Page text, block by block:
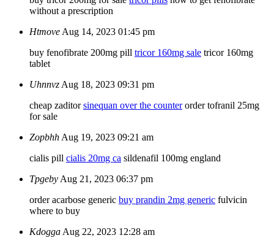
without a prescription
Htmove Aug 14, 2023 01:45 pm
buy fenofibrate 200mg pill tricor 160mg sale tricor 160mg
tablet
Uhnnvz Aug 18, 2023 09:31 pm
cheap zaditorsinequan over the counterorder tofranil 25mg
for sale
Zopbhh Aug 19, 2023 09:21 am
cialis pill cialis 20mg ca sildenafil 100mg england
Tpgeby Aug 21, 2023 06:37 pm
order acarbose generic buy prandin 2mg generic fulvicin
where to buy
Kdogga Aug 22, 2023 12:28 am